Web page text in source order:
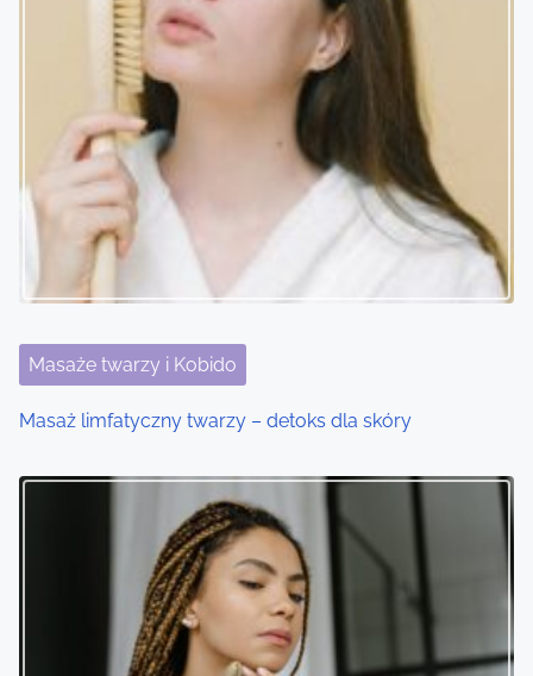
a
t
i
Masaże twarzy i Kobido
Masaż limfatyczny twarzy – detoks dla skóry